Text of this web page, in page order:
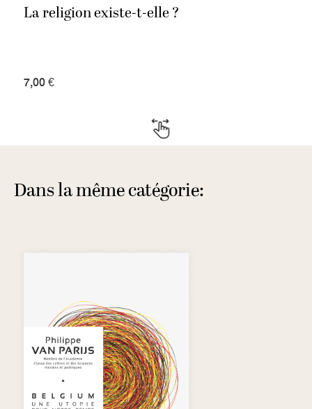
La religion existe-t-elle ?
7,00 €
Dans la même catégorie: